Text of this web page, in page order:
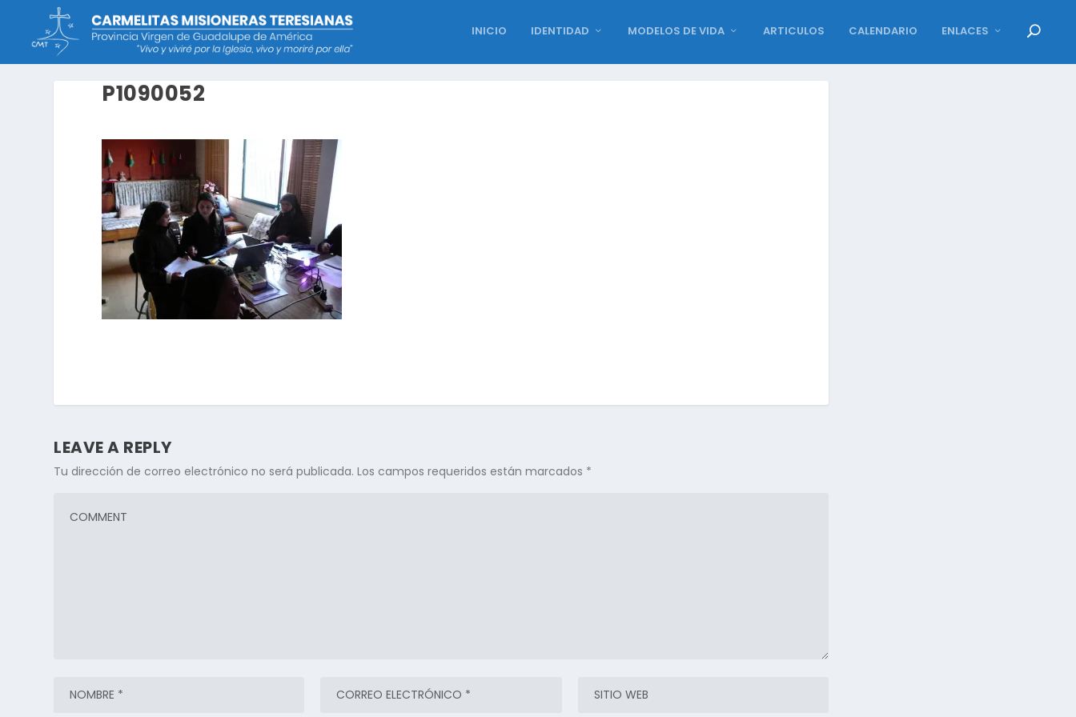
INICIO IDENTIDAD MODELOS DE VIDA ARTICULOS CALENDARIO ENLACES
P1090052
LEAVE A REPLY
Tu dirección de correo electrónico no será publicada. Los campos requeridos están marcados *